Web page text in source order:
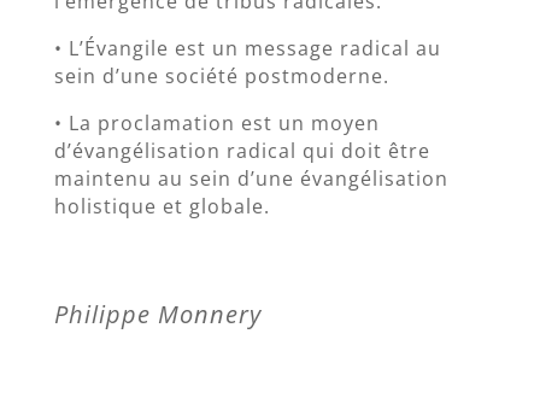
• L’Évangile est un message radical au
sein d’une société postmoderne.
• La proclamation est un moyen
d’évangélisation radical qui doit être
maintenu au sein d’une évangélisation
holistique et globale.
Philippe Monnery